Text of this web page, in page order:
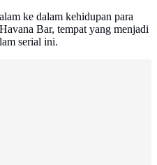
ke dalam kehidupan para
Bar, tempat yang menjadi
serial ini.